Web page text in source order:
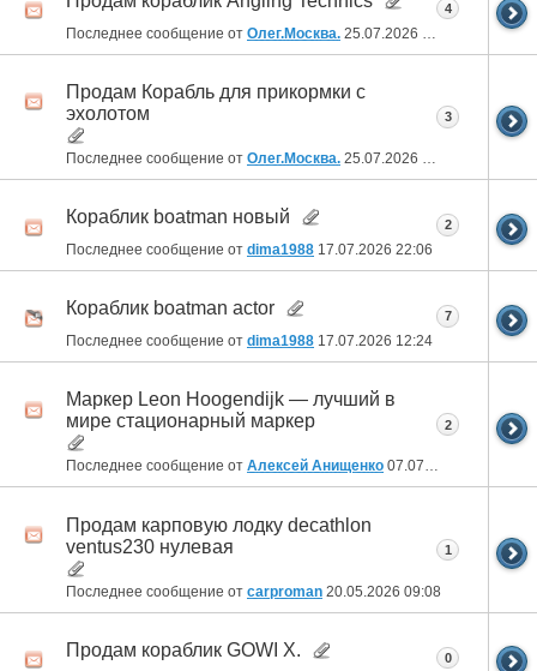
Последнее сообщение от Олег.Москва. 25.07.2026 14:53
4
Продам Корабль для прикормки с
эхолотом
Последнее сообщение от Олег.Москва. 25.07.2026 14:49
3
Кораблик boatman новый
Последнее сообщение от dima1988 17.07.2026 22:06
2
Кораблик boatman actor
Последнее сообщение от dima1988 17.07.2026 12:24
7
Маркер Leon Hoogendijk — лучший в
мире стационарный маркер
Последнее сообщение от Алексей Анищенко 07.07.2026
2
Продам карповую лодку decathlon
ventus230 нулевая
Последнее сообщение от carproman 20.05.2026 09:08
1
Продам кораблик GOWI X. 0